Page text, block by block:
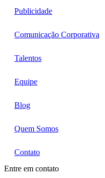
Publicidade
Comunicação Corporativa
Talentos
Equipe
Blog
Quem Somos
Contato
Entre em contato